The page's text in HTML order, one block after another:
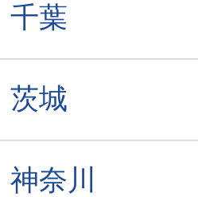
千葉
茨城
神奈川